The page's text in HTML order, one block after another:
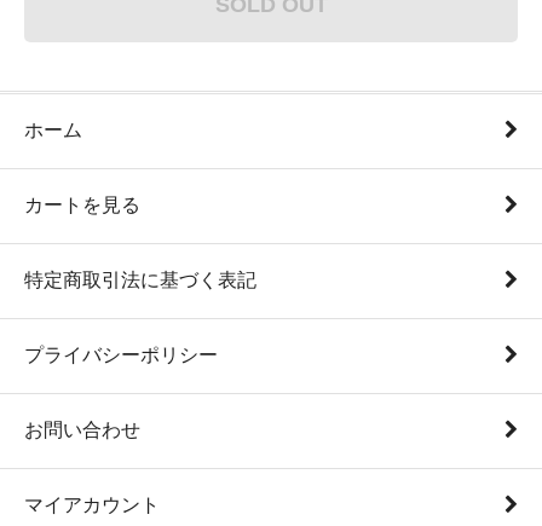
ホーム
カートを見る
特定商取引法に基づく表記
プライバシーポリシー
お問い合わせ
マイアカウント